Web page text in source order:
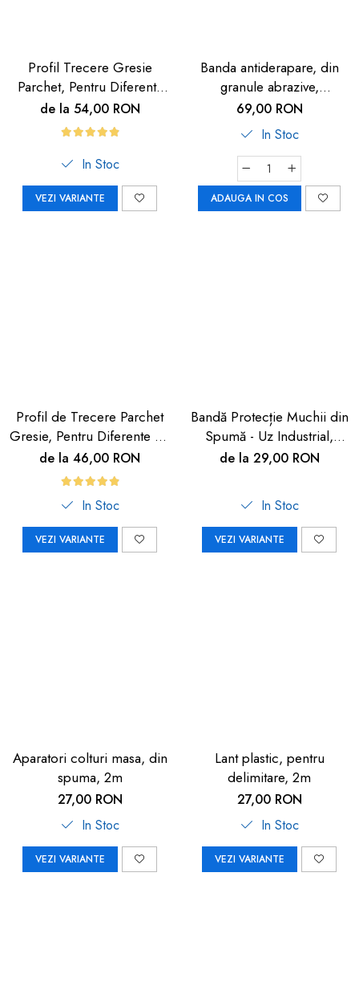
Profil Trecere Gresie
Parchet, Pentru Diferenta
de Nivel, Culoare Lemn
Închis, Autoadeziv, 90cm
de la 54,00 RON
In Stoc
VEZI VARIANTE
Banda antiderapare, din
granule abrazive,
autoadeziva, 5m, neagra
69,00 RON
In Stoc
ADAUGA IN COS
Profil de Trecere Parchet
Gresie, Pentru Diferente de
Nivel, Autoadeziv, Culoare
Lemn Deschis, 90cm
de la 46,00 RON
In Stoc
VEZI VARIANTE
Bandă Protecție Muchii din
Spumă - Uz Industrial,
Crem, 90cm | Car Boy
de la 29,00 RON
In Stoc
VEZI VARIANTE
Aparatori colturi masa, din
spuma, 2m
27,00 RON
In Stoc
VEZI VARIANTE
Lant plastic, pentru
delimitare, 2m
27,00 RON
In Stoc
VEZI VARIANTE